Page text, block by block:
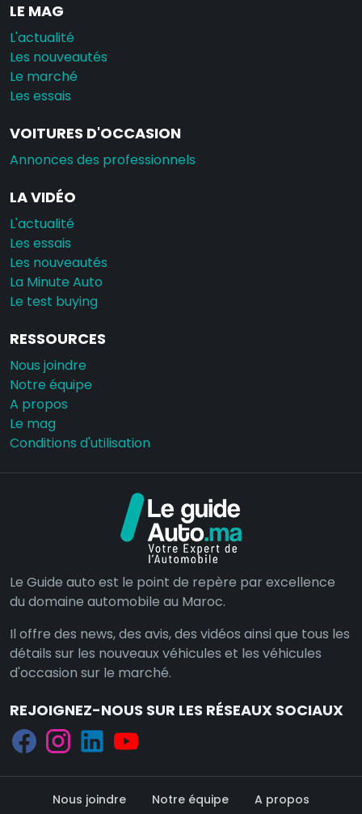
LE MAG
L'actualité
Les nouveautés
Le marché
Les essais
VOITURES D'OCCASION
Annonces des professionnels
LA VIDÉO
L'actualité
Les essais
Les nouveautés
La Minute Auto
Le test buying
RESSOURCES
Nous joindre
Notre équipe
A propos
Le mag
Conditions d'utilisation
Le Guide auto est le point de repère par excellence
du domaine automobile au Maroc.
Il offre des news, des avis, des vidéos ainsi que tous les
détails sur les nouveaux véhicules et les véhicules
d'occasion sur le marché.
REJOIGNEZ-NOUS SUR LES RÉSEAUX SOCIAUX
Nous joindre Notre équipe A propos